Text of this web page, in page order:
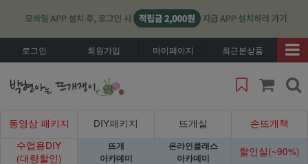
로그인 회원가입 마이페이지 최근본상품
동영상 패키지 DIY패키지 뜨개실
손뜨개책
수업용DIY
(대량할인)
뜨개
아카데미
온라인클래스
아카데미
할인실(~90%)